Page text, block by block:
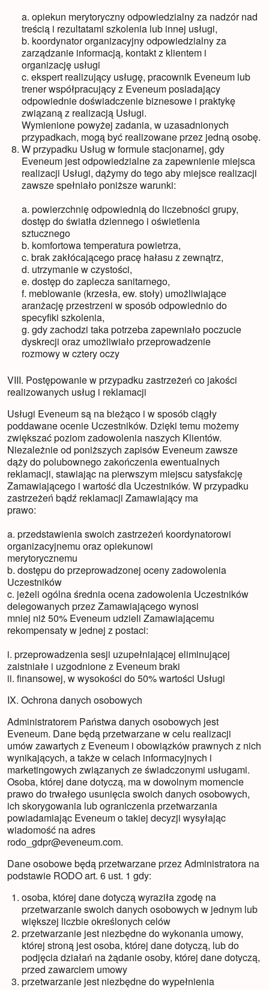
a. opiekun merytoryczny odpowiedzialny za nadzór nad
treścią i rezultatami szkolenia lub innej usługi,
b. koordynator organizacyjny odpowiedzialny za
zarządzanie informacją, kontakt z klientem i
organizację usługi
c. ekspert realizujący usługę, pracownik Eveneum lub
trener współpracujący z Eveneum posiadający
odpowiednie doświadczenie biznesowe i praktykę
związaną z realizacją Usługi.
Wymienione powyżej zadania, w uzasadnionych
przypadkach, mogą być realizowane przez jedną osobę.
W przypadku Usług w formule stacjonarnej, gdy
Eveneum jest odpowiedzialne za zapewnienie miejsca
realizacji Usługi, dążymy do tego aby miejsce realizacji
zawsze spełniało poniższe warunki:
a. powierzchnię odpowiednią do liczebności grupy,
dostęp do światła dziennego i oświetlenia
sztucznego
b. komfortowa temperatura powietrza,
c. brak zakłócającego pracę hałasu z zewnątrz,
d. utrzymanie w czystości,
e. dostęp do zaplecza sanitarnego,
f. meblowanie (krzesła, ew. stoły) umożliwiające
aranżację przestrzeni w sposób odpowiednio do
specyfiki szkolenia,
g. gdy zachodzi taka potrzeba zapewniało poczucie
dyskrecji oraz umożliwiało przeprowadzenie
rozmowy w cztery oczy
VIII. Postępowanie w przypadku zastrzeżeń co jakości
realizowanych usług i reklamacji
Usługi Eveneum są na bieżąco i w sposób ciągły
poddawane ocenie Uczestników. Dzięki temu możemy
zwiększać poziom zadowolenia naszych Klientów.
Niezależnie od poniższych zapisów Eveneum zawsze
dąży do polubownego zakończenia ewentualnych
reklamacji, stawiając na pierwszym miejscu satysfakcję
Zamawiającego i wartość dla Uczestników. W przypadku
zastrzeżeń bądź reklamacji Zamawiający ma
prawo:
a. przedstawienia swoich zastrzeżeń koordynatorowi
organizacyjnemu oraz opiekunowi
merytorycznemu
b. dostępu do przeprowadzonej oceny zadowolenia
Uczestników
c. jeżeli ogólna średnia ocena zadowolenia Uczestników
delegowanych przez Zamawiającego wynosi
mniej niż 50% Eveneum udzieli Zamawiającemu
rekompensaty w jednej z postaci:
i. przeprowadzenia sesji uzupełniającej eliminującej
zaistniałe i uzgodnione z Eveneum braki
ii. finansowej, w wysokości do 50% wartości Usługi
IX. Ochrona danych osobowych
Administratorem Państwa danych osobowych jest
Eveneum. Dane będą przetwarzane w celu realizacji
umów zawartych z Eveneum i obowiązków prawnych z nich
wynikających, a także w celach informacyjnych i
marketingowych związanych ze świadczonymi usługami.
Osoba, której dane dotyczą, ma w dowolnym momencie
prawo do trwałego usunięcia swoich danych osobowych,
ich skorygowania lub ograniczenia przetwarzania
powiadamiając Eveneum o takiej decyzji wysyłając
wiadomość na adres
rodo_gdpr@eveneum.com.
Dane osobowe będą przetwarzane przez Administratora na
podstawie RODO art. 6 ust. 1 gdy:
osoba, której dane dotyczą wyraziła zgodę na
przetwarzanie swoich danych osobowych w jednym lub
większej liczbie określonych celów
przetwarzanie jest niezbędne do wykonania umowy,
której stroną jest osoba, której dane dotyczą, lub do
podjęcia działań na żądanie osoby, której dane dotyczą,
przed zawarciem umowy
przetwarzanie jest niezbędne do wypełnienia